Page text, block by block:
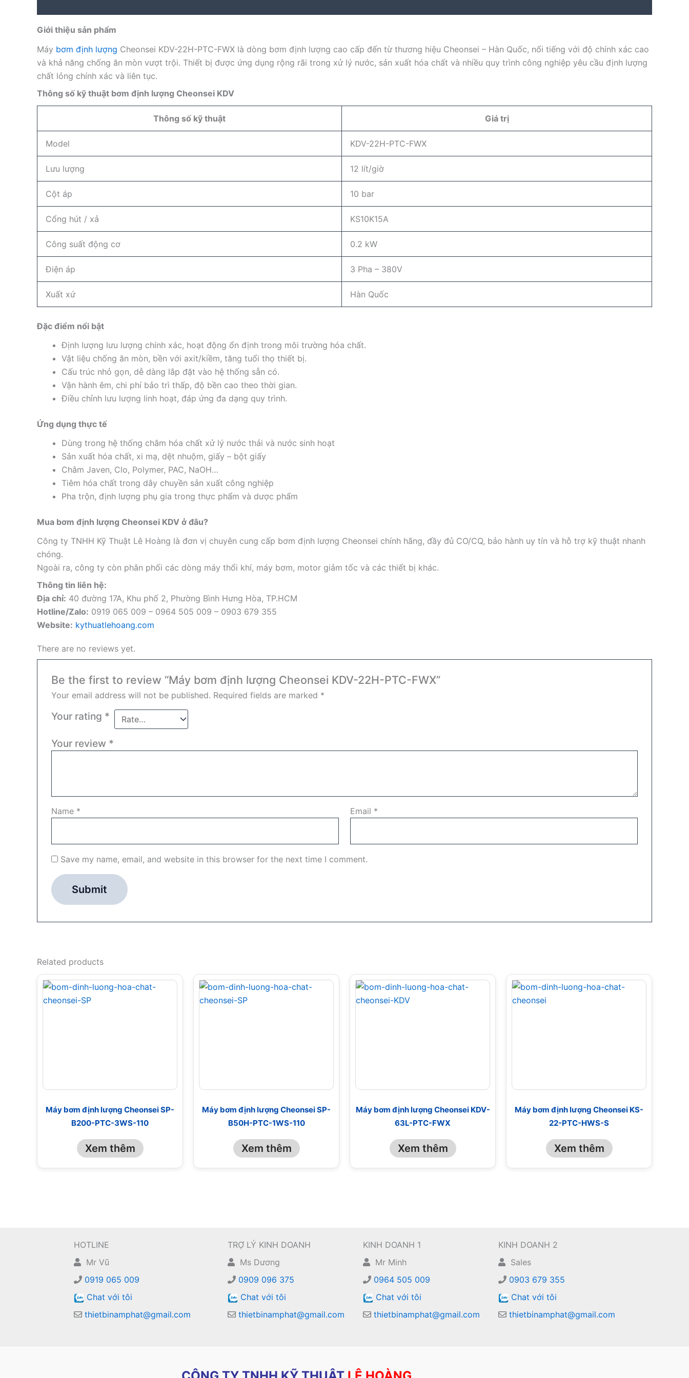
Giới thiệu sản phẩm
Máy bơm định lượng Cheonsei KDV-22H-PTC-FWX là dòng bơm định lượng cao cấp đến từ thương hiệu Cheonsei – Hàn Quốc, nổi tiếng với độ chính xác cao
và khả năng chống ăn mòn vượt trội. Thiết bị được ứng dụng rộng rãi trong xử lý nước, sản xuất hóa chất và nhiều quy trình công nghiệp yêu cầu định lượng
chất lỏng chính xác và liên tục.
Thông số kỹ thuật bơm định lượng Cheonsei KDV
Thông số kỹ thuật Giá trị
Model KDV-22H-PTC-FWX
Lưu lượng 12 lít/giờ
Cột áp 10 bar
Cổng hút / xả KS10K15A
Công suất động cơ 0.2 kW
Điện áp 3 Pha – 380V
Xuất xứ Hàn Quốc
Đặc điểm nổi bật
Định lượng lưu lượng chính xác, hoạt động ổn định trong môi trường hóa chất.
Vật liệu chống ăn mòn, bền với axit/kiềm, tăng tuổi thọ thiết bị.
Cấu trúc nhỏ gọn, dễ dàng lắp đặt vào hệ thống sẵn có.
Vận hành êm, chi phí bảo trì thấp, độ bền cao theo thời gian.
Điều chỉnh lưu lượng linh hoạt, đáp ứng đa dạng quy trình.
Ứng dụng thực tế
Dùng trong hệ thống châm hóa chất xử lý nước thải và nước sinh hoạt
Sản xuất hóa chất, xi mạ, dệt nhuộm, giấy – bột giấy
Châm Javen, Clo, Polymer, PAC, NaOH…
Tiêm hóa chất trong dây chuyền sản xuất công nghiệp
Pha trộn, định lượng phụ gia trong thực phẩm và dược phẩm
Mua bơm định lượng Cheonsei KDV ở đâu?
Công ty TNHH Kỹ Thuật Lê Hoàng là đơn vị chuyên cung cấp bơm định lượng Cheonsei chính hãng, đầy đủ CO/CQ, bảo hành uy tín và hỗ trợ kỹ thuật nhanh
chóng.
Ngoài ra, công ty còn phân phối các dòng máy thổi khí, máy bơm, motor giảm tốc và các thiết bị khác.
Thông tin liên hệ:
Địa chỉ: 40 đường 17A, Khu phố 2, Phường Bình Hưng Hòa, TP.HCM
Hotline/Zalo: 0919 065 009 – 0964 505 009 – 0903 679 355
Website: kythuatlehoang.com
There are no reviews yet.
Be the first to review “Máy bơm định lượng Cheonsei KDV-22H-PTC-FWX”
Your email address will not be published. Required fields are marked *
Your rating *
Your review *
Name * Email *
Save my name, email, and website in this browser for the next time I comment.
Related products
Máy bơm định lượng Cheonsei SP-
B200-PTC-3WS-110
Xem thêm
Máy bơm định lượng Cheonsei SP-
B50H-PTC-1WS-110
Xem thêm
Máy bơm định lượng Cheonsei KDV-
63L-PTC-FWX
Xem thêm
Máy bơm định lượng Cheonsei KS-
22-PTC-HWS-S
Xem thêm
HOTLINE
Mr Vũ
0919 065 009
Chat với tôi
thietbinamphat@gmail.com
TRỢ LÝ KINH DOANH
Ms Dương
0909 096 375
Chat với tôi
thietbinamphat@gmail.com
KINH DOANH 1
Mr Minh
0964 505 009
Chat với tôi
thietbinamphat@gmail.com
KINH DOANH 2
Sales
0903 679 355
Chat với tôi
thietbinamphat@gmail.com